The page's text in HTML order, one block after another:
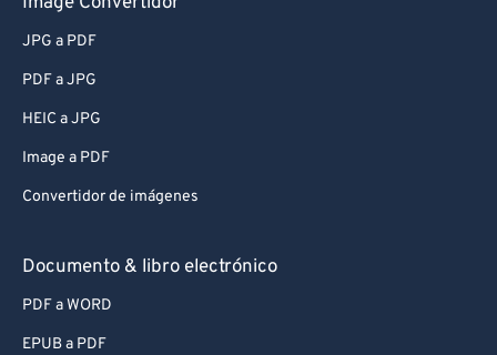
JPG a PDF
PDF a JPG
HEIC a JPG
Image a PDF
Convertidor de imágenes
Documento & libro electrónico
PDF a WORD
EPUB a PDF